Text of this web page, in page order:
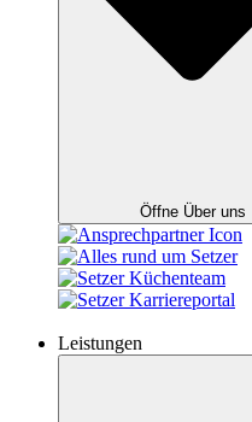
Öffne Über uns
Leistungen